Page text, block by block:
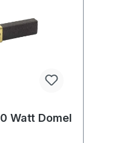
Watt Domel